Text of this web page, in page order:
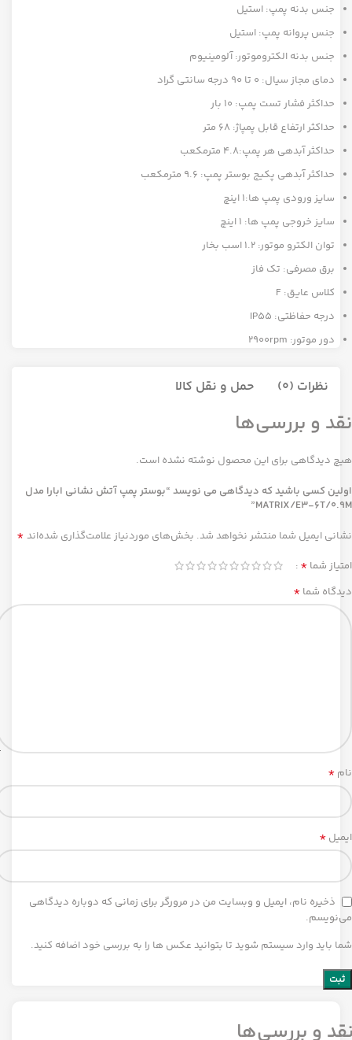
جنس بدنه پمپ: استیل
جنس پروانه پمپ: استیل
جنس بدنه الکتروموتور: آلومینیوم
دمای مجاز سیال: 0 تا 90 درجه سانتی گراد
حداکثر فشار تست پمپ: 10 بار
حداکثر ارتفاع قابل پمپاژ: 68 متر
حداکثر آبدهی هر پمپ:4.8 مترمکعب
حداکثر آبدهی پکیج بوستر پمپ: 9.6 مترمکعب
سایز ورودی پمپ ها:1 اینچ
سایز خروجی پمپ ها: 1 اینچ
توان الکترو موتور: 1.2 اسب بخار
برق مصرفی: تک فاز
کلاس عایق: F
درجه حفاظتی: IP55
دور موتور: 2900rpm
نظرات (0) حمل و نقل کالا
نقد و بررسی‌ها
هیچ دیدگاهی برای این محصول نوشته نشده است.
اولین کسی باشید که دیدگاهی می نویسد “بوستر پمپ آتش نشانی ابارا مدل
MATRIX/E3-6T/0.9M”
نشانی ایمیل شما منتشر نخواهد شد. بخش‌های موردنیاز علامت‌گذاری شده‌اند *
امتیاز شما *
دیدگاه شما *
نام *
ایمیل *
ذخیره نام، ایمیل و وبسایت من در مرورگر برای زمانی که دوباره دیدگاهی
می‌نویسم.
شما باید وارد سیستم شوید تا بتوانید عکس ها را به بررسی خود اضافه کنید.
و بررسی‌ها